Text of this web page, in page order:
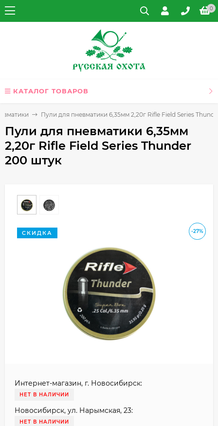
0
КАТАЛОГ ТОВАРОВ
Пули для пневматики 6,35мм 2,20г Rifle Field Series
Пули для пневматики 6,35мм
2,20г Rifle Field Series Thunder
200 штук
-27%
СКИДКА
Интернет-магазин, г. Новосибирск:
НЕТ В НАЛИЧИИ
Новосибирск, ул. Нарымская, 23:
НЕТ В НАЛИЧИИ